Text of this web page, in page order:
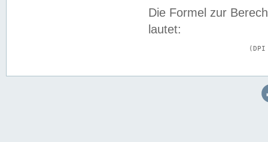
Die Formel zur
lautet: